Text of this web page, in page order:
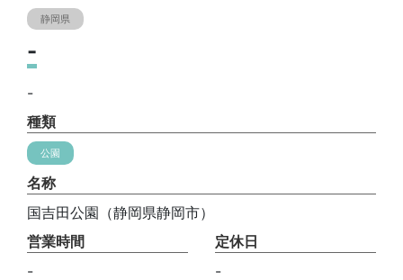
静岡県
-
-
種類
公園
名称
国吉田公園（静岡県静岡市）
営業時間
-
定休日
-